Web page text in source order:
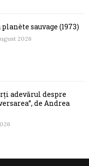
sauvage (1973)
2026
adevărul despre
de Andrea